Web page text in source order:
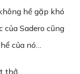
hề gặp khó
của Sadero cũng
của nó…
thở.